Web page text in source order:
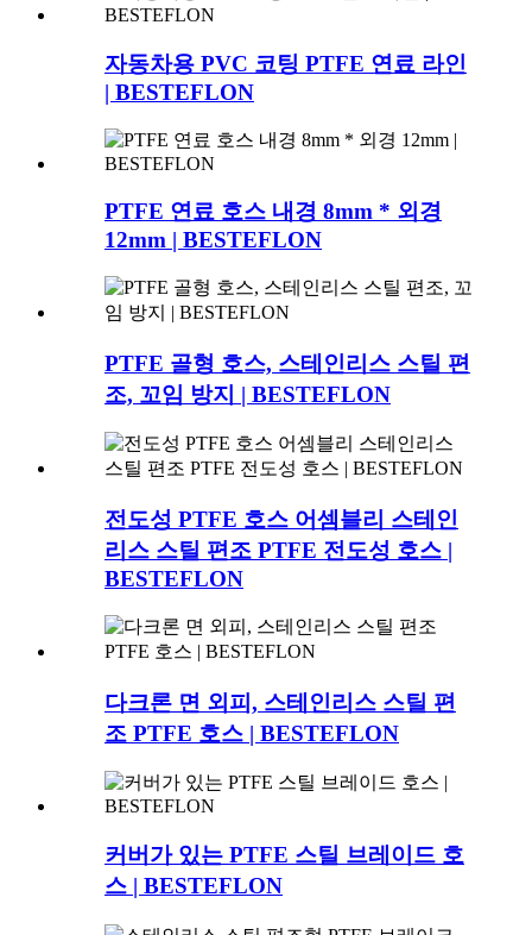
자동차용 PVC 코팅 PTFE 연료 라인
| BESTEFLON
PTFE 연료 호스 내경 8mm * 외경
12mm | BESTEFLON
PTFE 골형 호스, 스테인리스 스틸 편
조, 꼬임 방지 | BESTEFLON
전도성 PTFE 호스 어셈블리 스테인
리스 스틸 편조 PTFE 전도성 호스 |
BESTEFLON
다크론 면 외피, 스테인리스 스틸 편
조 PTFE 호스 | BESTEFLON
커버가 있는 PTFE 스틸 브레이드 호
스 | BESTEFLON